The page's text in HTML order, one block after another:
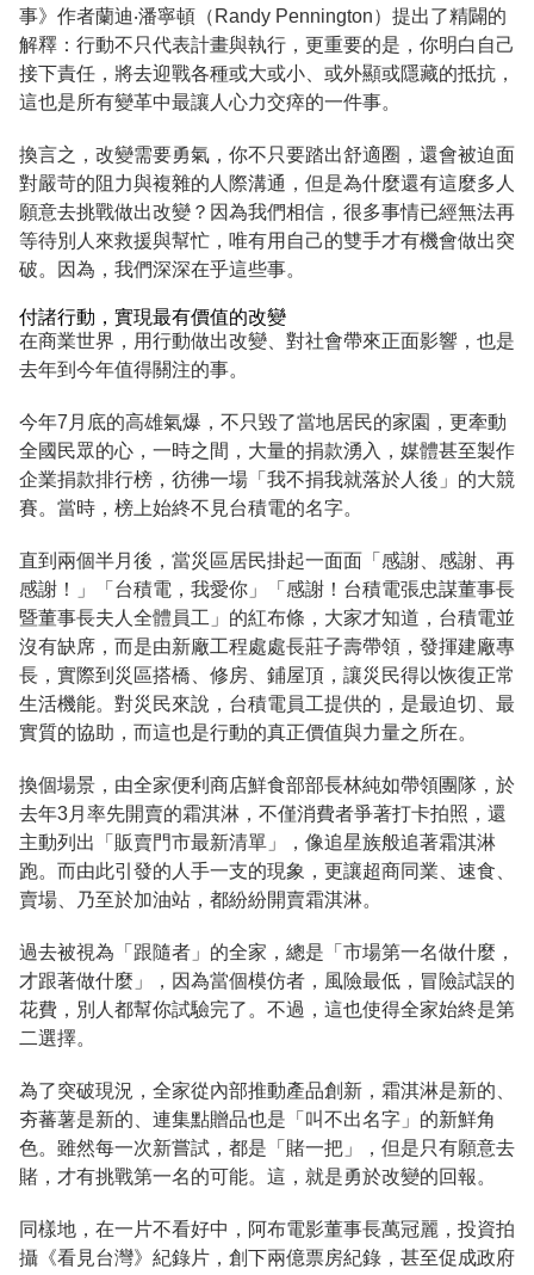
事》作者蘭迪‧潘寧頓（Randy Pennington）提出了精闢的
解釋：行動不只代表計畫與執行，更重要的是，你明白自己
接下責任，將去迎戰各種或大或小、或外顯或隱藏的抵抗，
這也是所有變革中最讓人心力交瘁的一件事。
換言之，改變需要勇氣，你不只要踏出舒適圈，還會被迫面
對嚴苛的阻力與複雜的人際溝通，但是為什麼還有這麼多人
願意去挑戰做出改變？因為我們相信，很多事情已經無法再
等待別人來救援與幫忙，唯有用自己的雙手才有機會做出突
破。因為，我們深深在乎這些事。
付諸行動，實現最有價值的改變
在商業世界，用行動做出改變、對社會帶來正面影響，也是
去年到今年值得關注的事。
今年7月底的高雄氣爆，不只毀了當地居民的家園，更牽動
全國民眾的心，一時之間，大量的捐款湧入，媒體甚至製作
企業捐款排行榜，彷彿一場「我不捐我就落於人後」的大競
賽。當時，榜上始終不見台積電的名字。
直到兩個半月後，當災區居民掛起一面面「感謝、感謝、再
感謝！」「台積電，我愛你」「感謝！台積電張忠謀董事長
暨董事長夫人全體員工」的紅布條，大家才知道，台積電並
沒有缺席，而是由新廠工程處處長莊子壽帶領，發揮建廠專
長，實際到災區搭橋、修房、鋪屋頂，讓災民得以恢復正常
生活機能。對災民來說，台積電員工提供的，是最迫切、最
實質的協助，而這也是行動的真正價值與力量之所在。
換個場景，由全家便利商店鮮食部部長林純如帶領團隊，於
去年3月率先開賣的霜淇淋，不僅消費者爭著打卡拍照，還
主動列出「販賣門市最新清單」，像追星族般追著霜淇淋
跑。而由此引發的人手一支的現象，更讓超商同業、速食、
賣場、乃至於加油站，都紛紛開賣霜淇淋。
過去被視為「跟隨者」的全家，總是「市場第一名做什麼，
才跟著做什麼」，因為當個模仿者，風險最低，冒險試誤的
花費，別人都幫你試驗完了。不過，這也使得全家始終是第
二選擇。
為了突破現況，全家從內部推動產品創新，霜淇淋是新的、
夯蕃薯是新的、連集點贈品也是「叫不出名字」的新鮮角
色。雖然每一次新嘗試，都是「賭一把」，但是只有願意去
賭，才有挑戰第一名的可能。這，就是勇於改變的回報。
同樣地，在一片不看好中，阿布電影董事長萬冠麗，投資拍
攝《看見台灣》紀錄片，創下兩億票房紀錄，甚至促成政府